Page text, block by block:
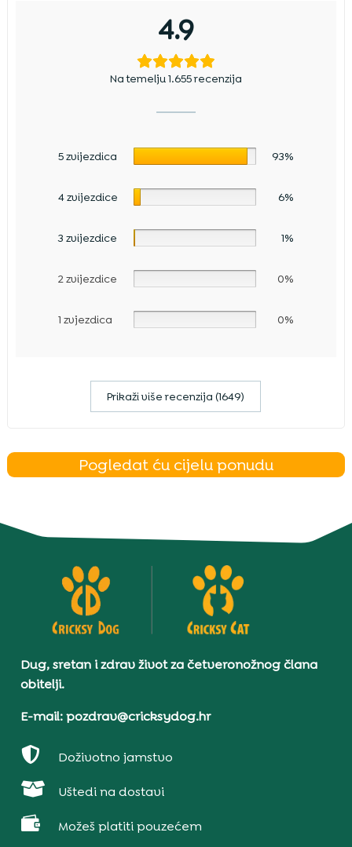
4.9
Na temelju 1.655 recenzija
5 zvijezdica 93%
4 zvijezdice 6%
3 zvijezdice 1%
2 zvijezdice 0%
1 zvjezdica 0%
Prikaži više recenzija (1649)
Pogledat ću cijelu ponudu
Dug, sretan i zdrav život za četveronožnog člana
obitelji.
E-mail: pozdrav@cricksydog.hr
 Doživotno jamstvo
 Uštedi na dostavi
 Možeš platiti pouzećem